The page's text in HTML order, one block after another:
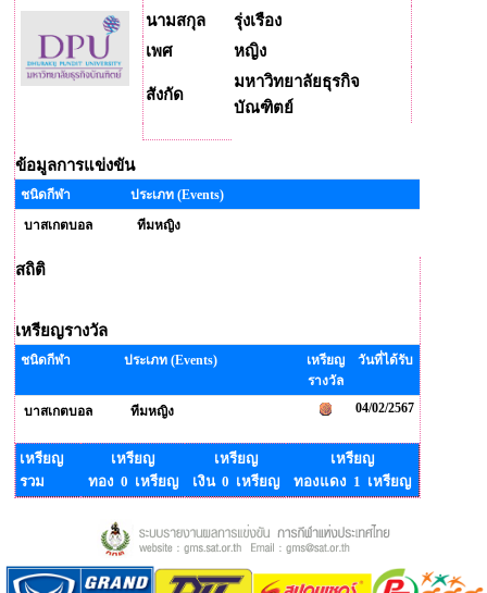
นามสกุล
รุ่งเรือง
เพศ
หญิง
สังกัด
มหาวิทยาลัยธุรกิจ
บัณฑิตย์
ข้อมูลการแข่งขัน
ชนิดกีฬา
ประเภท (Events)
บาสเกตบอล
ทีมหญิง
สถิติ
เหรียญรางวัล
ชนิดกีฬา ประเภท (Events)
เหรียญ
รางวัล
วันที่ได้รับ
บาสเกตบอล ทีมหญิง 04/02/2567
เหรียญ
รวม
เหรียญ
ทอง 0 เหรียญ
เหรียญ
เงิน 0 เหรียญ
เหรียญ
ทองแดง 1 เหรียญ